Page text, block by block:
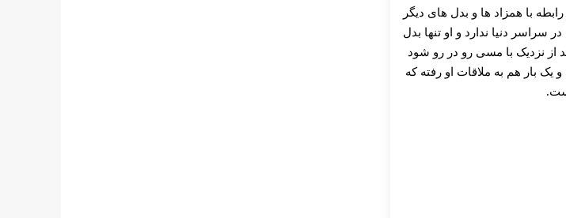
با همزاد ها و بدل های دیگر
سراسر دنیا ندارد و او تنها بدل
از نزدیک با مسی رو در رو شود
بار هم به ملاقات او رفته که